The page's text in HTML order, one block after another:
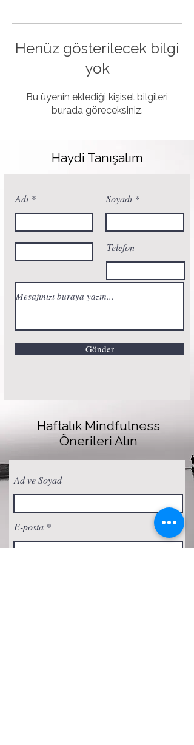
Henüz gösterilecek bilgi
yok
Bu üyenin eklediği kişisel bilgileri
burada göreceksiniz.
Haydi Tanışalım
Adı Soyadı
Telefon
Gönder
Haftalık Mindfulness
Önerileri Alın
Ad ve Soyad
E-posta